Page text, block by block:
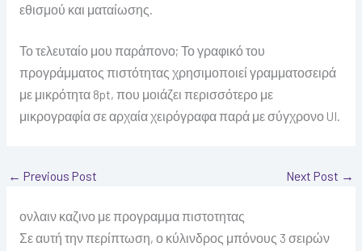
εθισμού και ματαίωσης.
Το τελευταίο μου παράπονο; Το γραφικό του
προγράμματος πιστότητας χρησιμοποιεί γραμματοσειρά
με μικρότητα 8pt, που μοιάζει περισσότερο με
μικρογραφία σε αρχαία χειρόγραφα παρά με σύγχρονο UI.
← Previous Post Next Post →
ονλαιν καζινο με προγραμμα πιστοτητας
Σε αυτή την περίπτωση, ο κύλινδρος μπόνους 3 σειρών